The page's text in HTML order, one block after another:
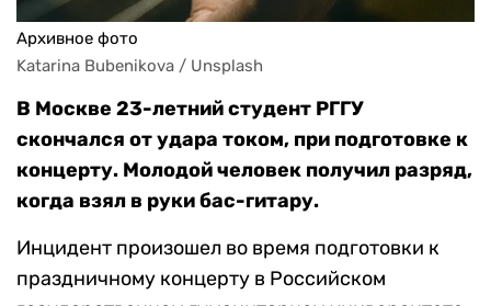
Архивное фото
Katarina Bubenikova / Unsplash
В Москве 23-летний студент РГГУ
скончался от удара током, при подготовке к
концерту. Молодой человек получил разряд,
когда взял в руки бас-гитару.
Инцидент произошел во время подготовки к
праздничному концерту в Российском